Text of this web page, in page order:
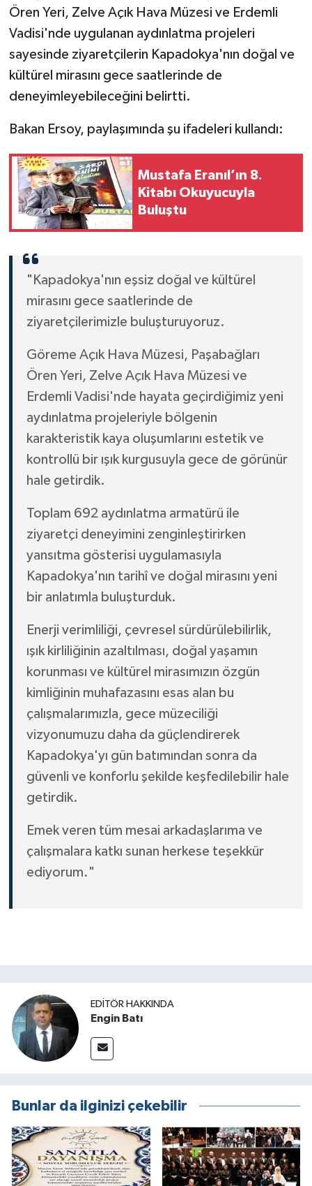
Ören Yeri, Zelve Açık Hava Müzesi ve Erdemli
Vadisi'nde uygulanan aydınlatma projeleri
sayesinde ziyaretçilerin Kapadokya'nın doğal ve
kültürel mirasını gece saatlerinde de
deneyimleyebileceğini belirtti.
Bakan Ersoy, paylaşımında şu ifadeleri kullandı:
Mustafa Eranıl’ın 8.
Kitabı Okuyucuyla
Buluştu
"Kapadokya'nın eşsiz doğal ve kültürel
mirasını gece saatlerinde de
ziyaretçilerimizle buluşturuyoruz.
Göreme Açık Hava Müzesi, Paşabağları
Ören Yeri, Zelve Açık Hava Müzesi ve
Erdemli Vadisi'nde hayata geçirdiğimiz yeni
aydınlatma projeleriyle bölgenin
karakteristik kaya oluşumlarını estetik ve
kontrollü bir ışık kurgusuyla gece de görünür
hale getirdik.
Toplam 692 aydınlatma armatürü ile
ziyaretçi deneyimini zenginleştirirken
yansıtma gösterisi uygulamasıyla
Kapadokya'nın tarihî ve doğal mirasını yeni
bir anlatımla buluşturduk.
Enerji verimliliği, çevresel sürdürülebilirlik,
ışık kirliliğinin azaltılması, doğal yaşamın
korunması ve kültürel mirasımızın özgün
kimliğinin muhafazasını esas alan bu
çalışmalarımızla, gece müzeciliği
vizyonumuzu daha da güçlendirerek
Kapadokya'yı gün batımından sonra da
güvenli ve konforlu şekilde keşfedilebilir hale
getirdik.
Emek veren tüm mesai arkadaşlarıma ve
çalışmalara katkı sunan herkese teşekkür
ediyorum."
EDITÖR HAKKINDA
Engin Batı
Bunlar da ilginizi çekebilir